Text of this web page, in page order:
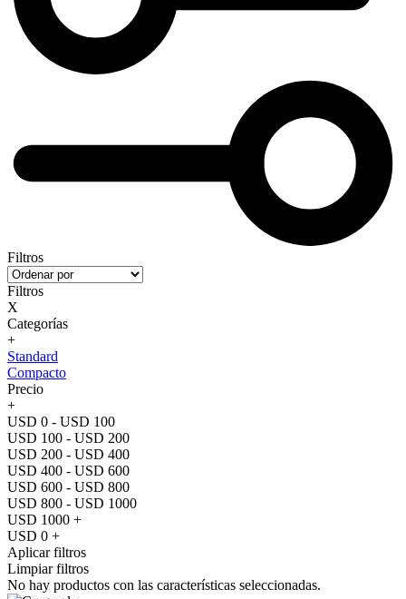
Filtros
Filtros
X
Categorías
+
Standard
Compacto
Precio
+
USD 0 - USD 100
USD 100 - USD 200
USD 200 - USD 400
USD 400 - USD 600
USD 600 - USD 800
USD 800 - USD 1000
USD 1000 +
USD 0 +
Aplicar filtros
Limpiar filtros
No hay productos con las características seleccionadas.